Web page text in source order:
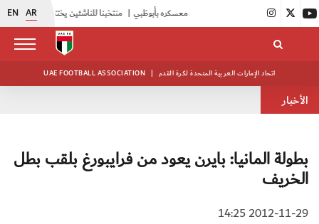
EN AR | |
UAE FOOTBALL ASSOCIATION | اتحاد الإمارات العربية المتحدة لكرة القدم
الأخبار
بطولة المانيا: بايرن يعود من فرايبورغ بلقب بطل
الخريف
2012-11-29 14:25